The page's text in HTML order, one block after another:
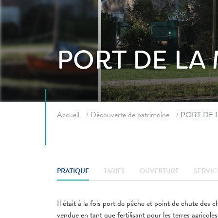
PORT DE LA
Accueil Découverte de patrimoine PORT DE
PRATIQUE TARIFS OUVERTURE
Il était à la fois port de pêche et point de chute des
vendue en tant que fertilisant pour les terres